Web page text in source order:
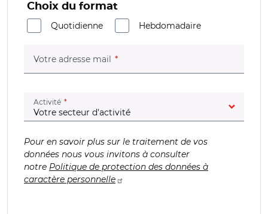
Choix du format
Quotidienne
Hebdomadaire
Votre adresse mail (champ obligatoire)
Activité (champ obligatoire)
Pour en savoir plus sur le traitement de vos
données nous vous invitons à consulter
notre Politique de protection des données à
caractère personnelle